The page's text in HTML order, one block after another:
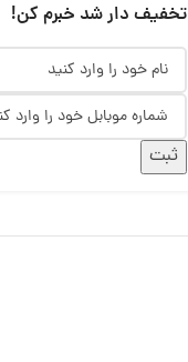
تخفیف دار شد خبرم کن!
ثبت